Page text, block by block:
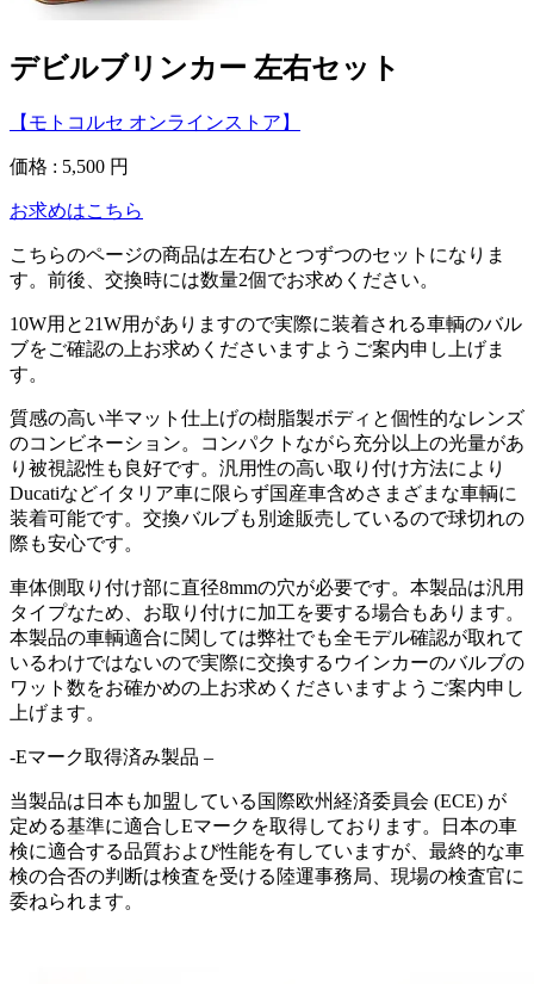
デビルブリンカー 左右セット
【モトコルセ オンラインストア】
価格 : 5,500 円
お求めはこちら
こちらのページの商品は左右ひとつずつのセットになりま
す。前後、交換時には数量2個でお求めください。
10W用と21W用がありますので実際に装着される車輌のバル
ブをご確認の上お求めくださいますようご案内申し上げま
す。
質感の高い半マット仕上げの樹脂製ボディと個性的なレンズ
のコンビネーション。コンパクトながら充分以上の光量があ
り被視認性も良好です。汎用性の高い取り付け方法により
Ducatiなどイタリア車に限らず国産車含めさまざまな車輌に
装着可能です。交換バルブも別途販売しているので球切れの
際も安心です。
車体側取り付け部に直径8mmの穴が必要です。本製品は汎用
タイプなため、お取り付けに加工を要する場合もあります。
本製品の車輌適合に関しては弊社でも全モデル確認が取れて
いるわけではないので実際に交換するウインカーのバルブの
ワット数をお確かめの上お求めくださいますようご案内申し
上げます。
-Eマーク取得済み製品 –
当製品は日本も加盟している国際欧州経済委員会 (ECE) が
定める基準に適合しEマークを取得しております。日本の車
検に適合する品質および性能を有していますが、最終的な車
検の合否の判断は検査を受ける陸運事務局、現場の検査官に
委ねられます。